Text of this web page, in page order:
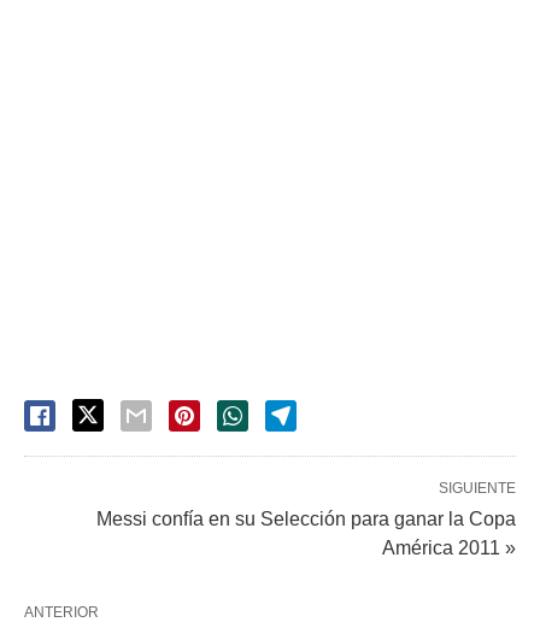
SIGUIENTE
Messi confía en su Selección para ganar la Copa
América 2011 »
ANTERIOR